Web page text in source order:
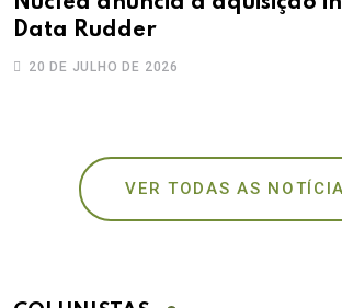
Data Rudder
20 DE JULHO DE 2026
VER TODAS AS